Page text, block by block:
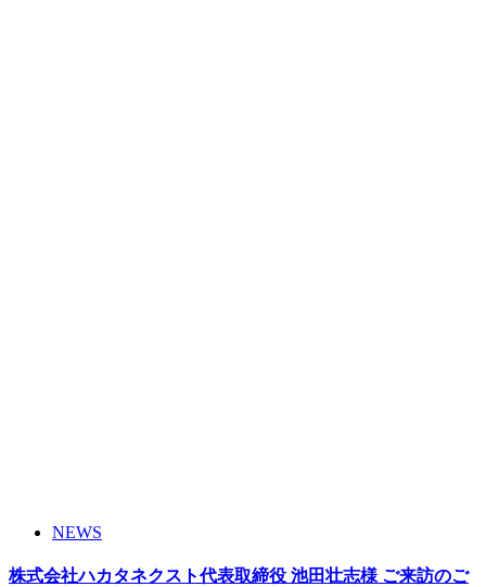
NEWS
株式会社ハカタネクスト代表取締役 池田壮志様 ご来訪のご